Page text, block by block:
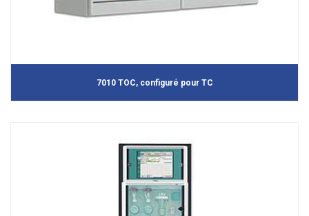
7010 TOC, configuré pour TC